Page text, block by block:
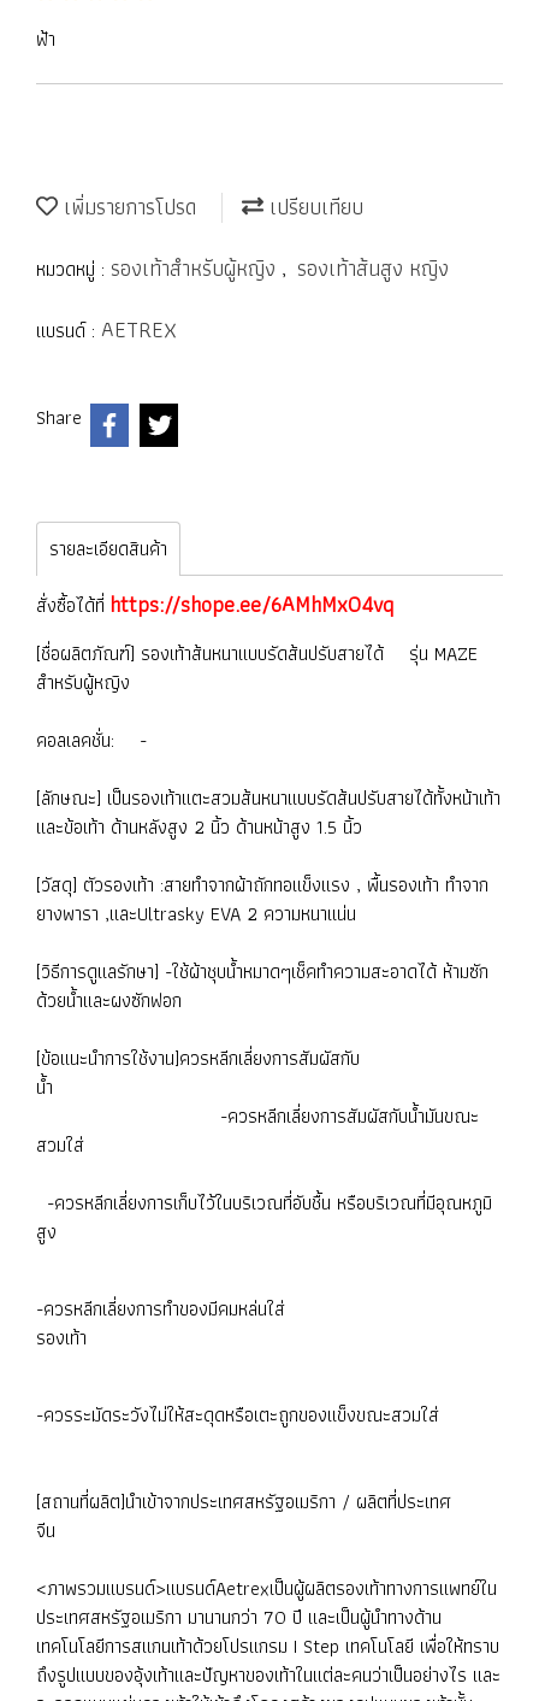
ฟ้า
เพิ่มรายการโปรด เปรียบเทียบ
หมวดหมู่ : รองเท้าสำหรับผู้หญิง , รองเท้าส้นสูง หญิง
แบรนด์ : AETREX
Share
รายละเอียดสินค้า
สั่งซื้อได้ที่ https://shope.ee/6AMhMxO4vq
[ชื่อผลิตภัณฑ์] รองเท้าส้นหนาแบบรัดส้นปรับสายได้ รุ่น MAZE
สำหรับผู้หญิง
คอลเลคชั่น: -
[ลักษณะ] เป็นรองเท้าแตะสวมส้นหนาแบบรัดส้นปรับสายได้ทั้งหน้าเท้า
และข้อเท้า ด้านหลังสูง 2 นิ้ว ด้านหน้าสูง 1.5 นิ้ว
[วัสดุ] ตัวรองเท้า :สายทำจากผ้าถักทอแข็งแรง , พื้นรองเท้า ทำจาก
ยางพารา ,และUltrasky EVA 2 ความหนาแน่น
[วิธีการดูแลรักษา] -ใช้ผ้าชุบน้ำหมาดๆเช็คทำความสะอาดได้ ห้ามซัก
ด้วยน้ำและผงซักฟอก
[ข้อแนะนำการใช้งาน]ควรหลีกเลี่ยงการสัมผัสกับ
น้ำ
-ควรหลีกเลี่ยงการสัมผัสกับน้ำมันขณะ
สวมใส่
-ควรหลีกเลี่ยงการเก็บไว้ในบริเวณที่อับชื้น หรือบริเวณที่มีอุณหภูมิ
สูง
-ควรหลีกเลี่ยงการทำของมีคมหล่นใส่
รองเท้า
-ควรระมัดระวังไม่ให้สะดุดหรือเตะถูกของแข็งขณะสวมใส่
[สถานที่ผลิต]นำเข้าจากประเทศสหรัฐอเมริกา / ผลิตที่ประเทศ
จีน
<ภาพรวมแบรนด์>แบรนด์Aetrexเป็นผู้ผลิตรองเท้าทางการแพทย์ใน
ประเทศสหรัฐอเมริกา มานานกว่า 70 ปี และเป็นผู้นำทางด้าน
เทคโนโลยีการสแกนเท้าด้วยโปรแกรม I Step เทคโนโลยี เพื่อให้ทราบ
ถึงรูปแบบของอุ้งเท้าและปัญหาของเท้าในแต่ละคนว่าเป็นอย่างไร และ